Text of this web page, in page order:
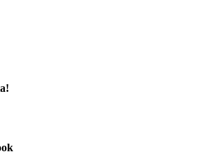
recorreram aos cheques psicólogo e
mês
cirurgia endoscópica do ouvido com